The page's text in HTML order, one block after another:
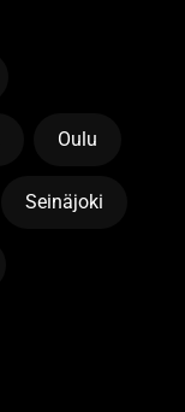
Oulu
Seinäjoki